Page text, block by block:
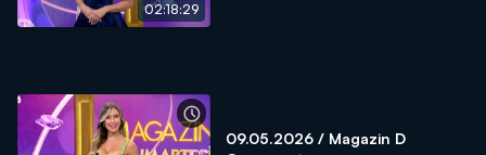
02:18:29
09.05.2026 / Magazin D